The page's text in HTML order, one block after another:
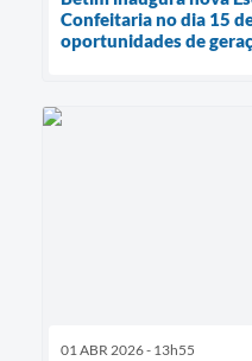
Confeitaria no dia 15
oportunidades de
01 ABR 2026 - 13h55